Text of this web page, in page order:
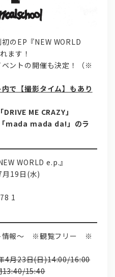
のEP『NEW WORLD
ます！
ベントの開催も決定！（※
で【撮影タイム】もあり
ME CRAZY」
mada mada da!」のラ
WORLD e.p.』
月19日(水)
1
情報～ ※観覧フリー ※
4月23日(日)14:00/16:00
15:40
official web shop